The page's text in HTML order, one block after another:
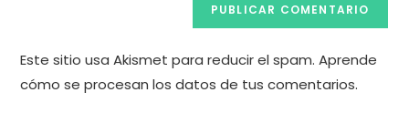
Este sitio usa Akismet para reducir el spam.Aprende
cómo se procesan los datos de tus comentarios.